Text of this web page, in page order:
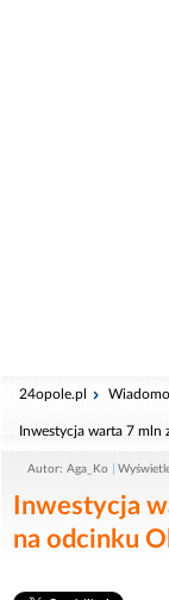
24opole.pl
Inwestycja warta 7 mln
Autor: Aga_Ko
Inwestycja
na odcinku